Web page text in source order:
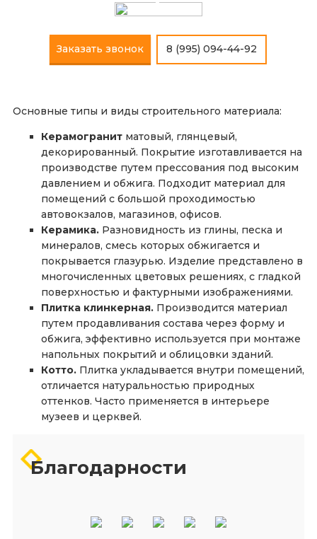
Заказать звонок 8 (995) 094-44-92
Основные типы и виды строительного материала:
Керамогранитматовый, глянцевый,
декорированный. Покрытие изготавливается на
производстве путем прессования под высоким
давлением и обжига. Подходит материал для
помещений с большой проходимостью
автовокзалов, магазинов, офисов.
Керамика.Разновидность из глины, песка и
минералов, смесь которых обжигается и
покрывается глазурью. Изделие представлено в
многочисленных цветовых решениях, с гладкой
поверхностью и фактурными изображениями.
Плитка клинкерная.Производится материал
путем продавливания состава через форму и
обжига, эффективно используется при монтаже
напольных покрытий и облицовки зданий.
Котто.Плитка укладывается внутри помещений,
отличается натуральностью природных
оттенков. Часто применяется в интерьере
музеев и церквей.
Благодарности